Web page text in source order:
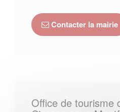
Contacter la mairie
Office de tourisme